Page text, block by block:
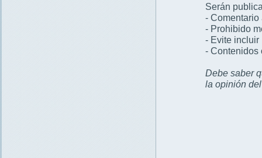
Serán
- Comentario
- Prohibido
- Evite incluir
- Contenidos
Debe saber
la opinión